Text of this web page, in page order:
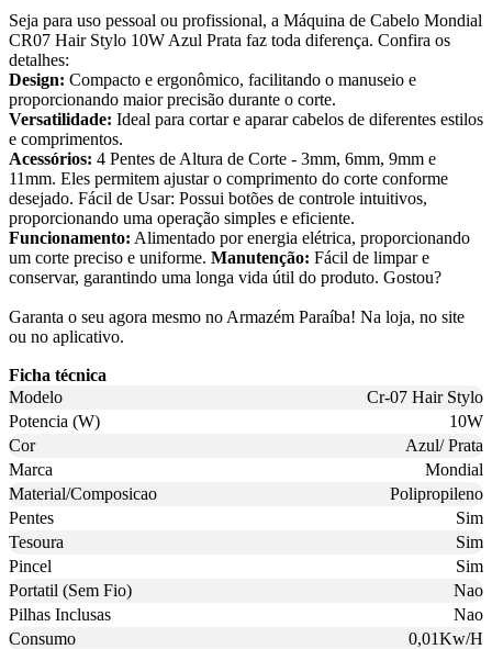
Seja para uso pessoal ou profissional, a Máquina de Cabelo Mondial
CR07 Hair Stylo 10W Azul Prata faz toda diferença. Confira os
detalhes:
Design: Compacto e ergonômico, facilitando o manuseio e
proporcionando maior precisão durante o corte.
Versatilidade: Ideal para cortar e aparar cabelos de diferentes estilos
e comprimentos.
Acessórios: 4 Pentes de Altura de Corte - 3mm, 6mm, 9mm e
11mm. Eles permitem ajustar o comprimento do corte conforme
desejado. Fácil de Usar: Possui botões de controle intuitivos,
proporcionando uma operação simples e eficiente.
Funcionamento: Alimentado por energia elétrica, proporcionando
um corte preciso e uniforme. Manutenção: Fácil de limpar e
conservar, garantindo uma longa vida útil do produto. Gostou?
Garanta o seu agora mesmo no Armazém Paraíba! Na loja, no site
ou no aplicativo.
Ficha técnica
Modelo
Cr-07 Hair Stylo
Potencia (W)
10W
Cor
Azul/ Prata
Marca
Mondial
Material/Composicao
Polipropileno
Pentes
Sim
Tesoura
Sim
Pincel
Sim
Portatil (Sem Fio)
Nao
Pilhas Inclusas
Nao
Consumo
0,01Kw/H